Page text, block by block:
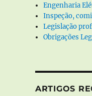
Engenharia
Inspeção,
Legislação
Obrigações
ARTIGOS